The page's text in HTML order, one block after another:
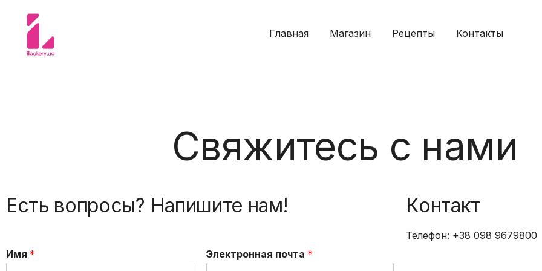
Главная Магазин Рецепты Контакты
Свяжитесь с нами
Есть вопросы? Напишите нам!
Имя * Электронная почта *
Контакт
Телефон: +38 098 9679800